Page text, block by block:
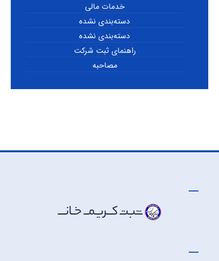
خدمات مالی
دسته‌بندی نشده
دسته‌بندی نشده
راهنمای ثبت شرکت
مصاحبه